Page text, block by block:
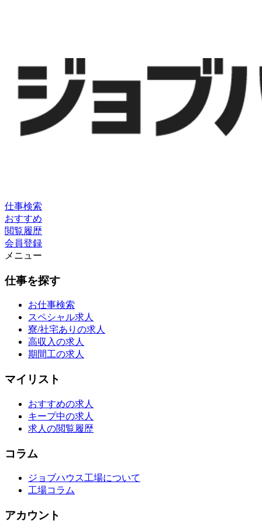
仕事検索
おすすめ
閲覧履歴
会員登録
メニュー
仕事を探す
お仕事検索
スペシャル求人
寮/社宅ありの求人
高収入の求人
期間工の求人
マイリスト
おすすめの求人
キープ中の求人
求人の閲覧履歴
コラム
ジョブハウス工場について
工場コラム
アカウント